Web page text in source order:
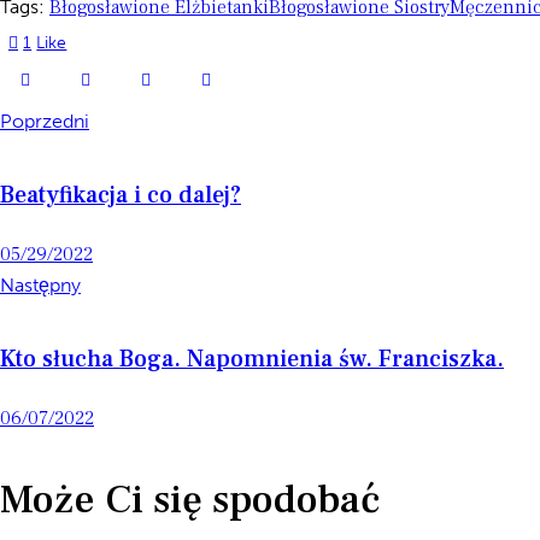
Tags: Błogosławione ElżbietankiBłogosławione Siostry
1 Like
Poprzedni
Beatyfikacja i co dalej?
05/29/2022
Następny
Kto słucha Boga. Napomnienia św. Franciszka.
06/07/2022
Może Ci się spodobać